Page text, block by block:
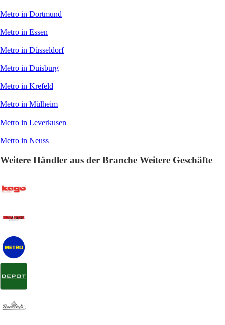
Metro in Dortmund
Metro in Essen
Metro in Düsseldorf
Metro in Duisburg
Metro in Krefeld
Metro in Mülheim
Metro in Leverkusen
Metro in Neuss
Weitere Händler aus der Branche Weitere Geschäfte